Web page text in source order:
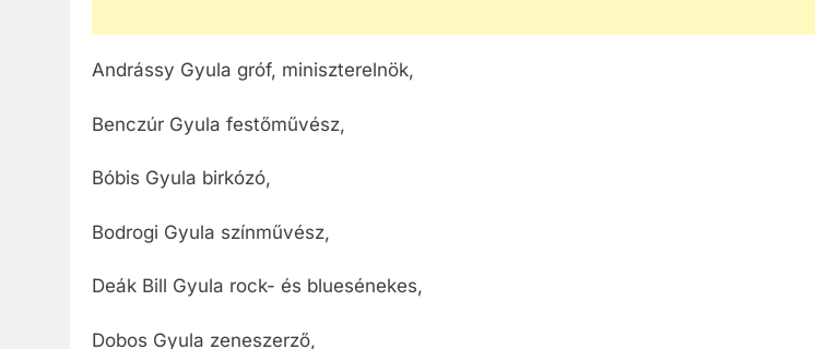
Andrássy Gyula gróf, miniszterelnök,
Benczúr Gyula festőművész,
Bóbis Gyula birkózó,
Bodrogi Gyula színművész,
Deák Bill Gyula rock- és bluesénekes,
Dobos Gyula zeneszerző,